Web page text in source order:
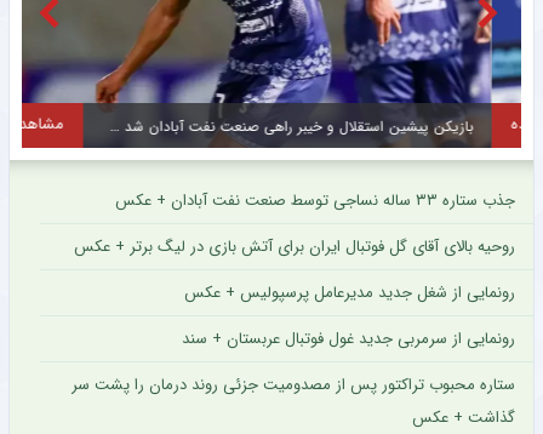
بازیکن پیشین استقلال و خیبر راهی صنعت نفت آبادان شد + عکس مشاهده
جذب ستاره ۳۳ ساله نساجی توسط صنعت نفت آبادان + عکس
روحیه بالای آقای گل فوتبال ایران برای آتش بازی در لیگ برتر + عکس
رونمایی از شغل جدید مدیرعامل پرسپولیس + عکس
رونمایی از سرمربی جدید غول فوتبال عربستان + سند
ستاره محبوب تراکتور پس از مصدومیت جزئی روند درمان را پشت سر
گذاشت + عکس